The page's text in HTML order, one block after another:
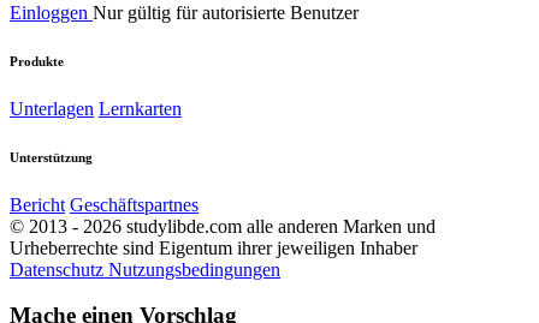
Einloggen Nur gültig für autorisierte Benutzer
Produkte
Unterlagen Lernkarten
Unterstützung
Bericht Geschäftspartnes
© 2013 - 2026 studylibde.com alle anderen Marken und
Urheberrechte sind Eigentum ihrer jeweiligen Inhaber
Datenschutz Nutzungsbedingungen
Mache einen Vorschlag